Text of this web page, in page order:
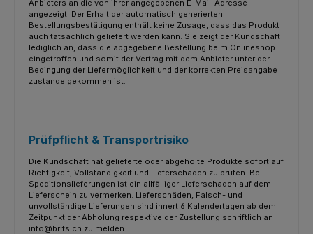
Anbieters an die von ihrer angegebenen E-Mail-Adresse
angezeigt. Der Erhalt der automatisch generierten
Bestellungsbestätigung enthält keine Zusage, dass das Produkt
auch tatsächlich geliefert werden kann. Sie zeigt der Kundschaft
lediglich an, dass die abgegebene Bestellung beim Onlineshop
eingetroffen und somit der Vertrag mit dem Anbieter unter der
Bedingung der Liefermöglichkeit und der korrekten Preisangabe
zustande gekommen ist.
Prüfpflicht & Transportrisiko
Die Kundschaft hat gelieferte oder abgeholte Produkte sofort auf
Richtigkeit, Vollständigkeit und Lieferschäden zu prüfen. Bei
Speditionslieferungen ist ein allfälliger Lieferschaden auf dem
Lieferschein zu vermerken. Lieferschäden, Falsch- und
unvollständige Lieferungen sind innert 6 Kalendertagen ab dem
Zeitpunkt der Abholung respektive der Zustellung schriftlich an
info@brifs.ch zu melden.